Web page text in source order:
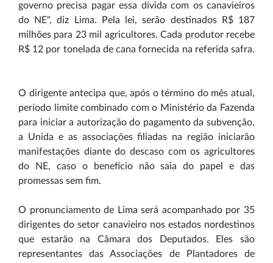
governo precisa pagar essa dívida com os canavieiros
do NE", diz Lima. Pela lei, serão destinados R$ 187
milhões para 23 mil agricultores. Cada produtor recebe
R$ 12 por tonelada de cana fornecida na referida safra.
O dirigente antecipa que, após o término do mês atual,
período limite combinado com o Ministério da Fazenda
para iniciar a autorização do pagamento da subvenção,
a Unida e as associações filiadas na região iniciarão
manifestações diante do descaso com os agricultores
do NE, caso o benefício não saia do papel e das
promessas sem fim.
O pronunciamento de Lima será acompanhado por 35
dirigentes do setor canavieiro nos estados nordestinos
que estarão na Câmara dos Deputados. Eles são
representantes das Associações de Plantadores de